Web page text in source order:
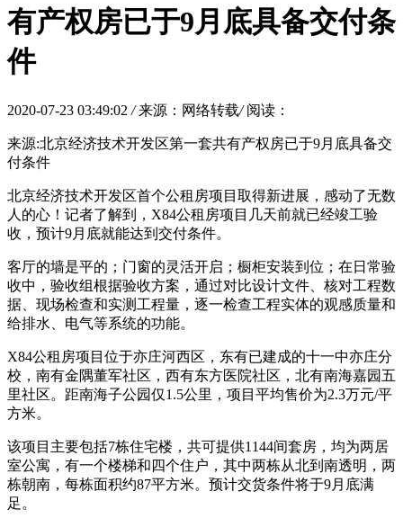
有产权房已于9月底具备交付条
件
2020-07-23 03:49:02 / 来源：网络转载/ 阅读：
来源:北京经济技术开发区第一套共有产权房已于9月底具备交
付条件
北京经济技术开发区首个公租房项目取得新进展，感动了无数
人的心！记者了解到，X84公租房项目几天前就已经竣工验
收，预计9月底就能达到交付条件。
客厅的墙是平的；门窗的灵活开启；橱柜安装到位；在日常验
收中，验收组根据验收方案，通过对比设计文件、核对工程数
据、现场检查和实测工程量，逐一检查工程实体的观感质量和
给排水、电气等系统的功能。
X84公租房项目位于亦庄河西区，东有已建成的十一中亦庄分
校，南有金隅董军社区，西有东方医院社区，北有南海嘉园五
里社区。距南海子公园仅1.5公里，项目平均售价为2.3万元/平
方米。
该项目主要包括7栋住宅楼，共可提供1144间套房，均为两居
室公寓，有一个楼梯和四个住户，其中两栋从北到南透明，两
栋朝南，每栋面积约87平方米。预计交货条件将于9月底满
足。